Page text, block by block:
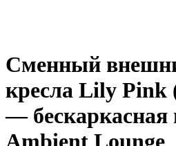
Сменный
кресла Lily Pink
— бескаркасная